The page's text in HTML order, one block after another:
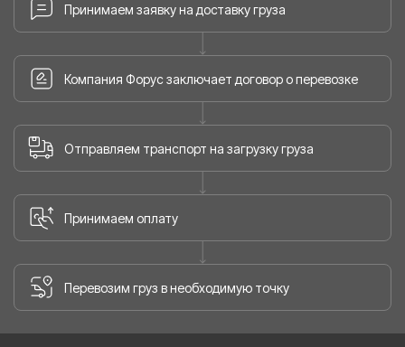
Принимаем заявку на доставку груза
Компания Форус заключает договор о перевозке
Отправляем транспорт на загрузку груза
Принимаем оплату
Перевозим груз в необходимую точку